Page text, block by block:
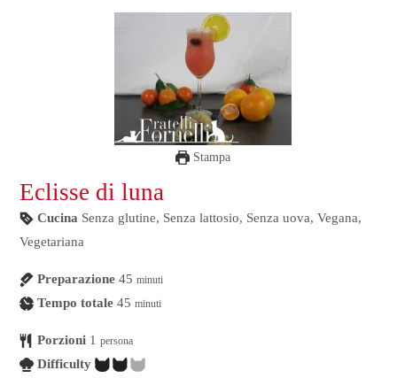
Stampa
Eclisse di luna
Cucina Senza glutine, Senza lattosio, Senza uova, Vegana,
Vegetariana
Preparazione 45 minuti
Tempo totale 45 minuti
Porzioni 1 persona
Difficulty